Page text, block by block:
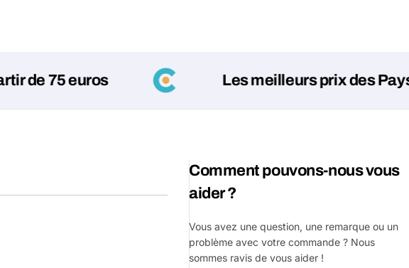
Poser
Votre
téléphone
message
75 euros Les meilleurs prix des Pays-Bas
Comment pouvons-nous vous
aider ?
Vous avez une question, une remarque ou un
problème avec votre commande ? Nous
sommes ravis de vous aider !